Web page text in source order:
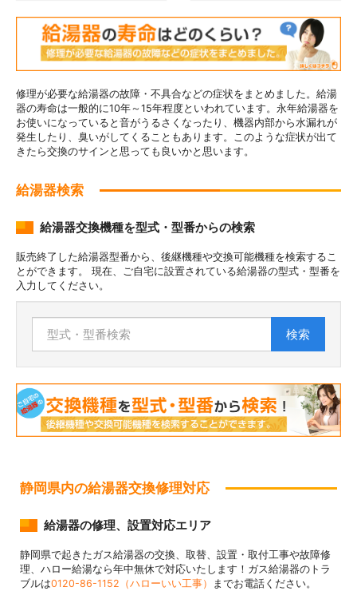
修理が必要な給湯器の故障・不具合などの症状をまとめました。給湯
器の寿命は一般的に10年～15年程度といわれています。永年給湯器を
お使いになっていると音がうるさくなったり、機器内部から水漏れが
発生したり、臭いがしてくることもあります。このような症状が出て
きたら交換のサインと思っても良いかと思います。
給湯器検索
給湯器交換機種を型式・型番からの検索
販売終了した給湯器型番から、後継機種や交換可能機種を検索するこ
とができます。 現在、ご自宅に設置されている給湯器の型式・型番を
入力してください。
検索
静岡県内の給湯器交換修理対応
給湯器の修理、設置対応エリア
静岡県で起きたガス給湯器の交換、取替、設置・取付工事や故障修
理、ハロー給湯なら年中無休で対応いたします！ガス給湯器のトラ
ブルは0120-86-1152（ハローいい工事） までお電話ください。